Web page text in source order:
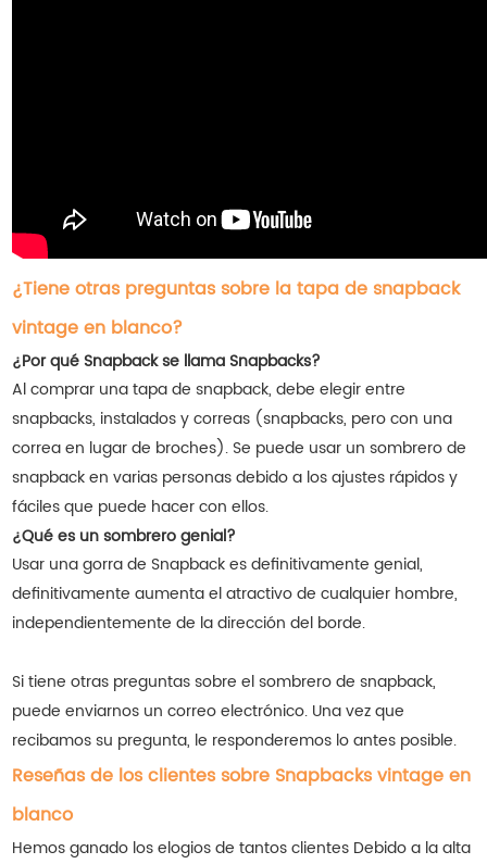
¿Tiene otras preguntas sobre la tapa de snapback
vintage en blanco?
¿Por qué Snapback se llama Snapbacks?
Al comprar una tapa de snapback, debe elegir entre
snapbacks, instalados y correas (snapbacks, pero con una
correa en lugar de broches). Se puede usar un sombrero de
snapback en varias personas debido a los ajustes rápidos y
fáciles que puede hacer con ellos.
¿Qué es un sombrero genial?
Usar una gorra de Snapback es definitivamente genial,
definitivamente aumenta el atractivo de cualquier hombre,
independientemente de la dirección del borde.
Si tiene otras preguntas sobre el sombrero de snapback,
puede enviarnos un correo electrónico. Una vez que
recibamos su pregunta, le responderemos lo antes posible.
Reseñas de los clientes sobre Snapbacks vintage en
blanco
Hemos ganado los elogios de tantos clientes Debido a la alta